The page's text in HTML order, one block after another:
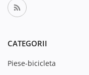
CATEGORII
Piese-bicicleta